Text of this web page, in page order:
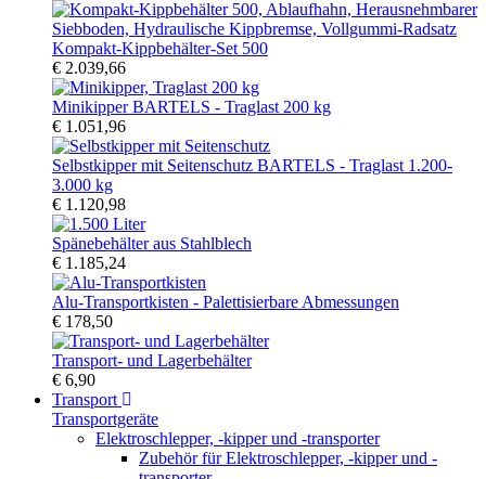
Kompakt-Kippbehälter-Set 500
€ 2.039,66
Minikipper BARTELS - Traglast 200 kg
€ 1.051,96
Selbstkipper mit Seitenschutz BARTELS - Traglast 1.200-
3.000 kg
€ 1.120,98
Spänebehälter aus Stahlblech
€ 1.185,24
Alu-Transportkisten - Palettisierbare Abmessungen
€ 178,50
Transport- und Lagerbehälter
€ 6,90
Transport
Transportgeräte
Elektroschlepper, -kipper und -transporter
Zubehör für Elektroschlepper, -kipper und -